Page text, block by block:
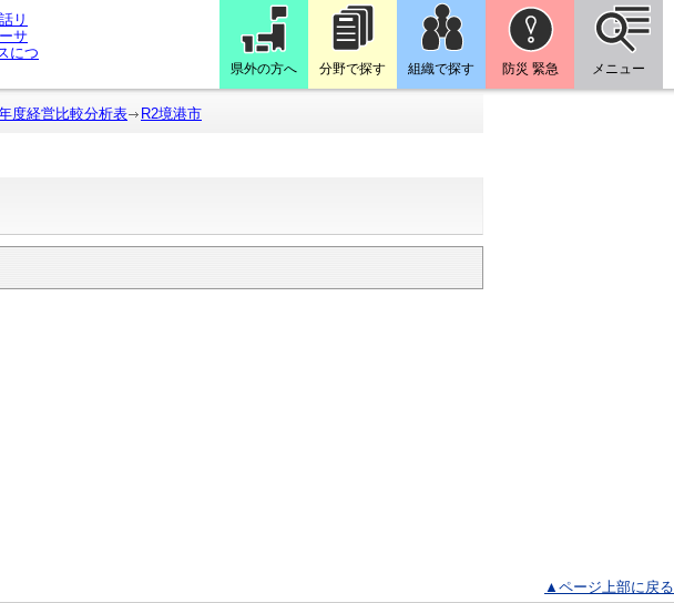
県外の方へ 分野で探す 組織で探す 防災 緊急 メニュー
度経営比較分析表 R2境港市
▲ページ上部に戻る